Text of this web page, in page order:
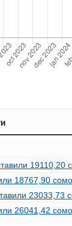
19110,20
18767,90
23033,73
26041,42